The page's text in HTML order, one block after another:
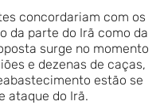
concordariam com os
da parte do Irã como da
surge no momento
e dezenas de caças,
estão se
ataque do Irã.